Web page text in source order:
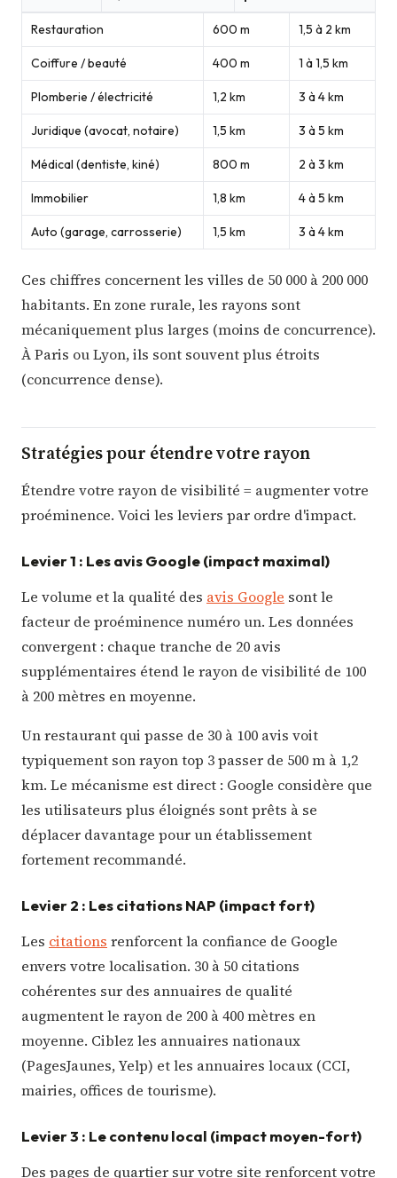
Restauration 600 m 1,5 à 2 km
Coiffure / beauté 400 m 1 à 1,5 km
Plomberie / électricité 1,2 km 3 à 4 km
Juridique (avocat, notaire) 1,5 km 3 à 5 km
Médical (dentiste, kiné) 800 m 2 à 3 km
Immobilier 1,8 km 4 à 5 km
Auto (garage, carrosserie) 1,5 km 3 à 4 km
Ces chiffres concernent les villes de 50 000 à 200 000
habitants. En zone rurale, les rayons sont
mécaniquement plus larges (moins de concurrence).
À Paris ou Lyon, ils sont souvent plus étroits
(concurrence dense).
Stratégies pour étendre votre rayon
Étendre votre rayon de visibilité = augmenter votre
proéminence. Voici les leviers par ordre d'impact.
Levier 1 : Les avis Google (impact maximal)
Le volume et la qualité des avis Google sont le
facteur de proéminence numéro un. Les données
convergent : chaque tranche de 20 avis
supplémentaires étend le rayon de visibilité de 100
à 200 mètres en moyenne.
Un restaurant qui passe de 30 à 100 avis voit
typiquement son rayon top 3 passer de 500 m à 1,2
km. Le mécanisme est direct : Google considère que
les utilisateurs plus éloignés sont prêts à se
déplacer davantage pour un établissement
fortement recommandé.
Levier 2 : Les citations NAP (impact fort)
Les citations renforcent la confiance de Google
envers votre localisation. 30 à 50 citations
cohérentes sur des annuaires de qualité
augmentent le rayon de 200 à 400 mètres en
moyenne. Ciblez les annuaires nationaux
(PagesJaunes, Yelp) et les annuaires locaux (CCI,
mairies, offices de tourisme).
Levier 3 : Le contenu local (impact moyen-fort)
Des pages de quartier sur votre site renforcent votre